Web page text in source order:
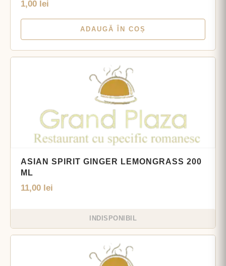
1,00 lei
ADAUGĂ ÎN COȘ
ASIAN SPIRIT GINGER LEMONGRASS 200
ML
11,00 lei
INDISPONIBIL